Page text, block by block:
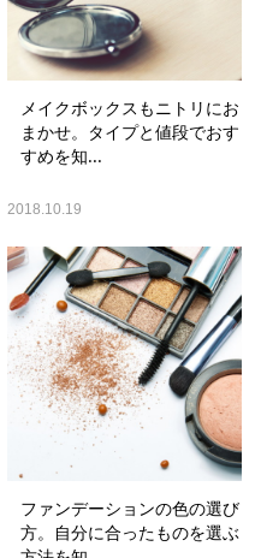
メイクボックスもニトリにお
まかせ。タイプと値段でおす
すめを知...
2018.10.19
ファンデーションの色の選び
方。自分に合ったものを選ぶ